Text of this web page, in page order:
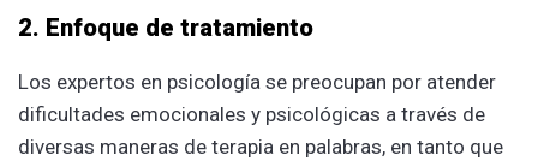
2. Enfoque de tratamiento
Los expertos en psicología se preocupan por atender
dificultades emocionales y psicológicas a través de
diversas maneras de terapia en palabras, en tanto que